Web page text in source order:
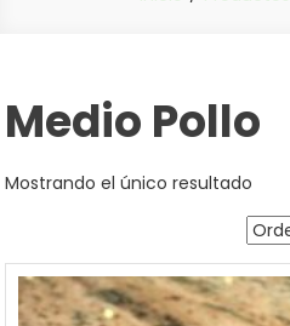
Medio Pollo
Mostrando el único resultado